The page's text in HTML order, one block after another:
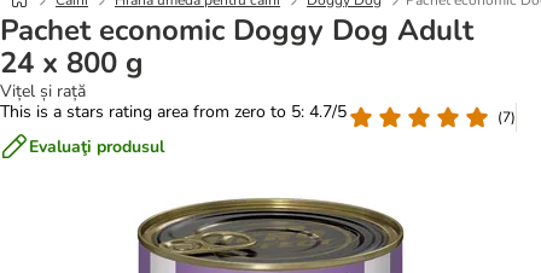
Pachet economic Doggy Dog Adult
24 x 800 g
Vițel și rață
This is a stars rating area from zero to 5: 4.7/5
(7)
Evaluaţi produsul